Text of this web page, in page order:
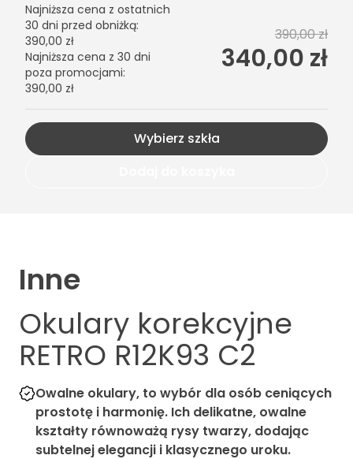
Najniższa cena z ostatnich
30 dni przed obniżką:
390,00 zł
Najniższa cena z 30 dni
poza promocjami:
390,00 zł
390,00 zł
340,00 zł
Wybierz szkła
Inne
Okulary korekcyjne
RETRO R12K93 C2
Owalne okulary, to wybór dla osób ceniących
prostotę i harmonię. Ich delikatne, owalne
kształty równoważą rysy twarzy, dodając
subtelnej elegancji i klasycznego uroku.